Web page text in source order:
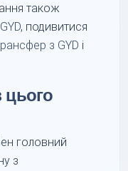
також
, подивитися
з GYD і
цього
головний
з